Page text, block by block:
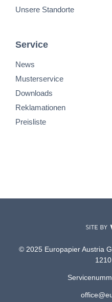
Unsere Standorte
Service
News
Musterservice
Downloads
Reklamationen
Preisliste
© 2025 Europapier Austria